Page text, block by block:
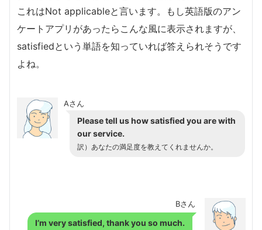
これはNot applicableと言います。もし英語版のアン
ケートアプリがあったらこんな風に表示されますが、
satisfiedという単語を知っていれば答えられそうです
よね。
Aさん
Please tell us how satisfied you are with
our service.
訳）あなたの満足度を教えてくれませんか。
Bさん
I’m very satisfied, thank you so much.